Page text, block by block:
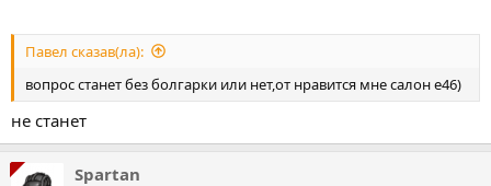
Павел сказав(ла):
вопрос станет без болгарки или нет,от нравится мне салон е46)
не станет
Spartan